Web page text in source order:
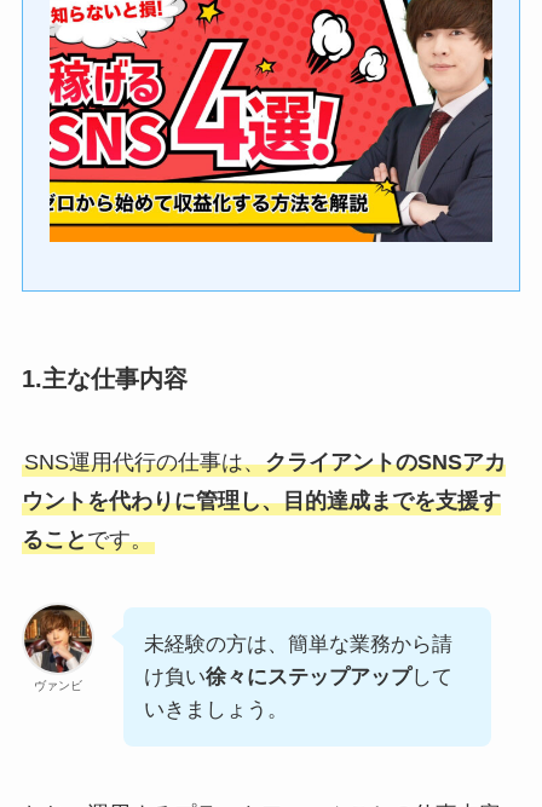
1.主な仕事内容
SNS運用代行の仕事は、クライアントのSNSアカ
ウントを代わりに管理し、目的達成までを支援す
ることです。
ヴァンビ
未経験の方は、簡単な業務から請
け負い徐々にステップアップして
いきましょう。